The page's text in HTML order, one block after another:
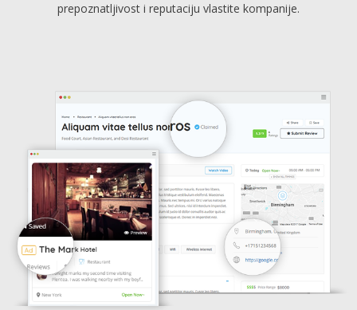
prepoznatljivost i reputaciju vlastite kompanije.